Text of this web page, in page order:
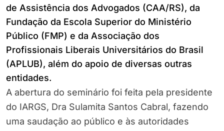
de Assistência dos Advogados (CAA/RS), da
Fundação da Escola Superior do Ministério
Público (FMP) e da Associação dos
Profissionais Liberais Universitários do Brasil
(APLUB), além do apoio de diversas outras
entidades.
A abertura do seminário foi feita pela presidente
do IARGS, Dra Sulamita Santos Cabral, fazendo
uma saudação ao público e às autoridades